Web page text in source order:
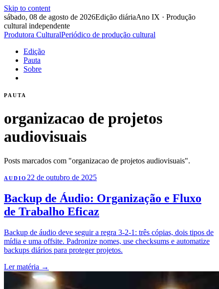
Skip to content
sábado, 08 de agosto de 2026Edição diáriaAno IX · Produção
cultural independente
Produtora CulturalPeriódico de produção cultural
Edição
Pauta
Sobre
PAUTA
organizacao de projetos
audiovisuais
Posts marcados com "organizacao de projetos audiovisuais".
AUDIO 22 de outubro de 2025
Backup de Áudio: Organização e Fluxo
de Trabalho Eficaz
Backup de áudio deve seguir a regra 3-2-1: três cópias, dois tipos de
mídia e uma offsite. Padronize nomes, use checksums e automatize
backups diários para proteger projetos.
Ler matéria →